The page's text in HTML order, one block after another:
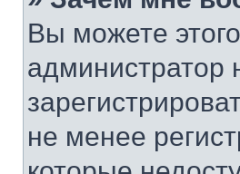
Вы можете
не менее